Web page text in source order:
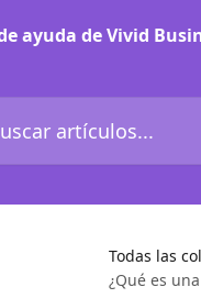
ayuda de Vivid
Todas las
¿Qué es